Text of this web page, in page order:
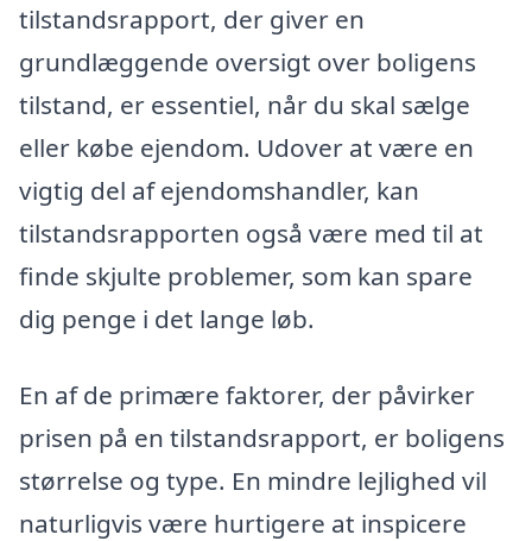
tilstandsrapport, der giver en
grundlæggende oversigt over boligens
tilstand, er essentiel, når du skal sælge
eller købe ejendom. Udover at være en
vigtig del af ejendomshandler, kan
tilstandsrapporten også være med til at
finde skjulte problemer, som kan spare
dig penge i det lange løb.
En af de primære faktorer, der påvirker
prisen på en tilstandsrapport, er boligens
størrelse og type. En mindre lejlighed vil
naturligvis være hurtigere at inspicere